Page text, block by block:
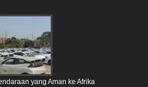
yang Aman ke Afrika